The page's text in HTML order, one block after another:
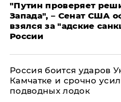
"Путин проверяет
Запада", – Сенат США
взялся за "адские
России
Россия боится ударов
Камчатке и срочно
подводных лодок